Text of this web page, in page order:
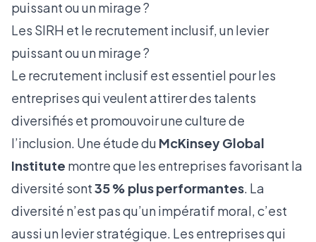
Les SIRH et le recrutement inclusif, un levier
puissant ou un mirage ?
Le recrutement inclusif est essentiel pour les
entreprises qui veulent attirer des talents
diversifiés et promouvoir une culture de
l’inclusion. Une étude du McKinsey Global
Institute montre que les entreprises favorisant la
diversité sont35 % plus performantes. La
diversité n’est pas qu’un impératif moral, c’est
aussi un levier stratégique. Les entreprises qui